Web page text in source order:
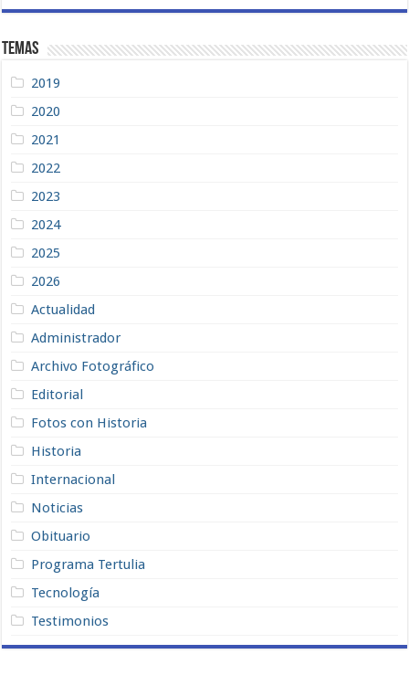
Temas
2019
2020
2021
2022
2023
2024
2025
2026
Actualidad
Administrador
Archivo Fotográfico
Editorial
Fotos con Historia
Historia
Internacional
Noticias
Obituario
Programa Tertulia
Tecnología
Testimonios